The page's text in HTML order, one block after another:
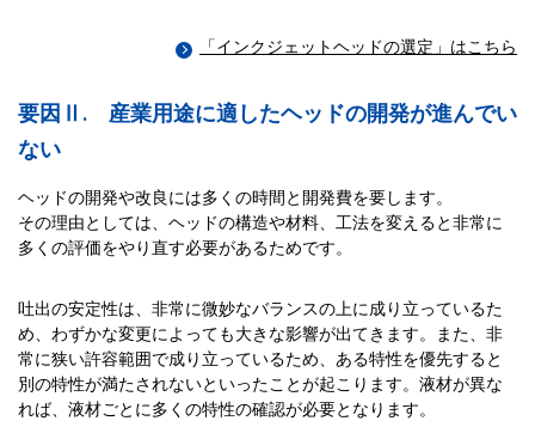
「インクジェットヘッドの選定」はこちら
要因Ⅱ. 産業用途に適したヘッドの開発が進んでい
ない
ヘッドの開発や改良には多くの時間と開発費を要します。
その理由としては、ヘッドの構造や材料、工法を変えると非常に
多くの評価をやり直す必要があるためです。
吐出の安定性は、非常に微妙なバランスの上に成り立っているた
め、わずかな変更によっても大きな影響が出てきます。また、非
常に狭い許容範囲で成り立っているため、ある特性を優先すると
別の特性が満たされないといったことが起こります。液材が異な
れば、液材ごとに多くの特性の確認が必要となります。